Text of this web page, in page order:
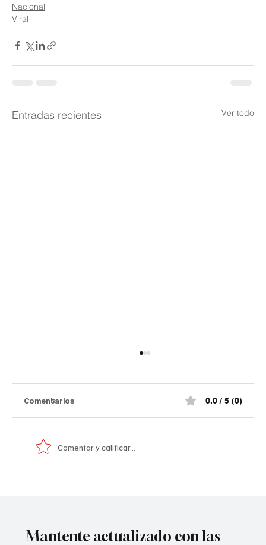
Nacional
Viral
Entradas recientes Ver todo
Comentarios 0.0 / 5 (0)
Comentar y calificar...
Mantente actualizado con las